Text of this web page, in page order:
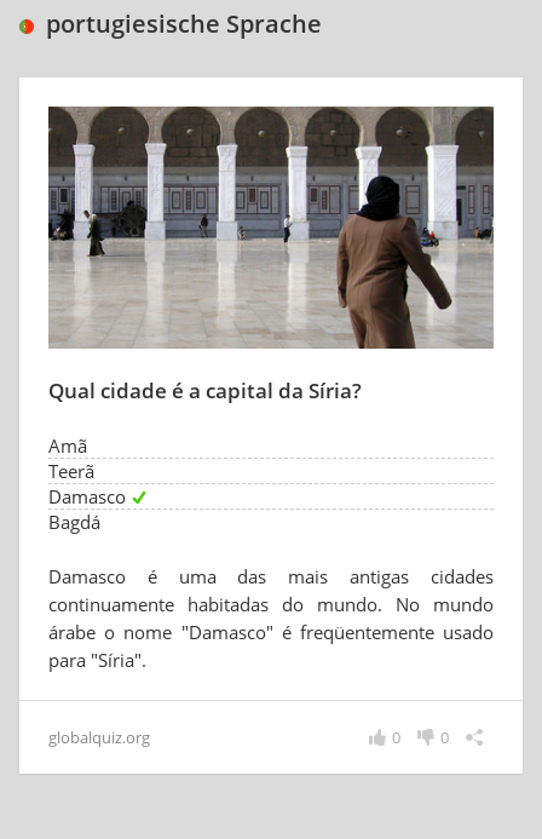
portugiesische Sprache
Qual cidade é a capital da Síria?
Amã
Teerã
Damasco
Bagdá
Damasco é uma das mais antigas cidades
continuamente habitadas do mundo. No mundo
árabe o nome "Damasco" é freqüentemente usado
para "Síria".
globalquiz.org 0
0